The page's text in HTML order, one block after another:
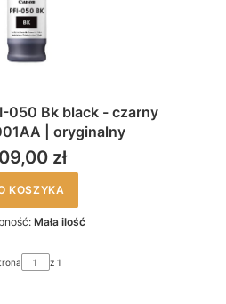
050 Bk black - czarny
| oryginalny
zł
KOSZYKA
Mała ilość
z 1